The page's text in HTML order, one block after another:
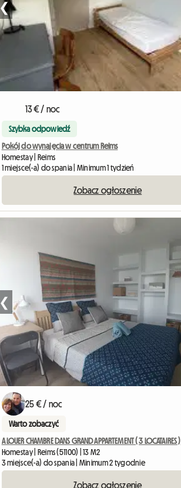
❮
13 € / noc
Szybka odpowiedź
Pokój do wynajęcia w centrum Reims
Homestay | Reims
1 miejsce(-a) do spania | Minimum 1 tydzień
Zobacz ogłoszenie
❮
25 € / noc
Warto zobaczyć
A LOUER CHAMBRE DANS GRAND APPARTEMENT ( 3 LOCATAIRES )
Homestay | Reims (51100) | 13 M2
3 miejsce(-a) do spania | Minimum 2 tygodnie
Zobacz ogłoszenie